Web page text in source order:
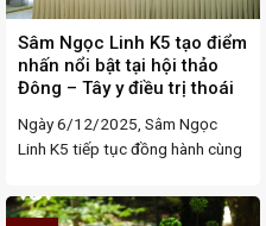
Sâm Ngọc Linh K5 tạo điểm
nhấn nổi bật tại hội thảo
Đông – Tây y điều trị thoái
Ngày 6/12/2025, Sâm Ngọc
Linh K5 tiếp tục đồng hành cùng